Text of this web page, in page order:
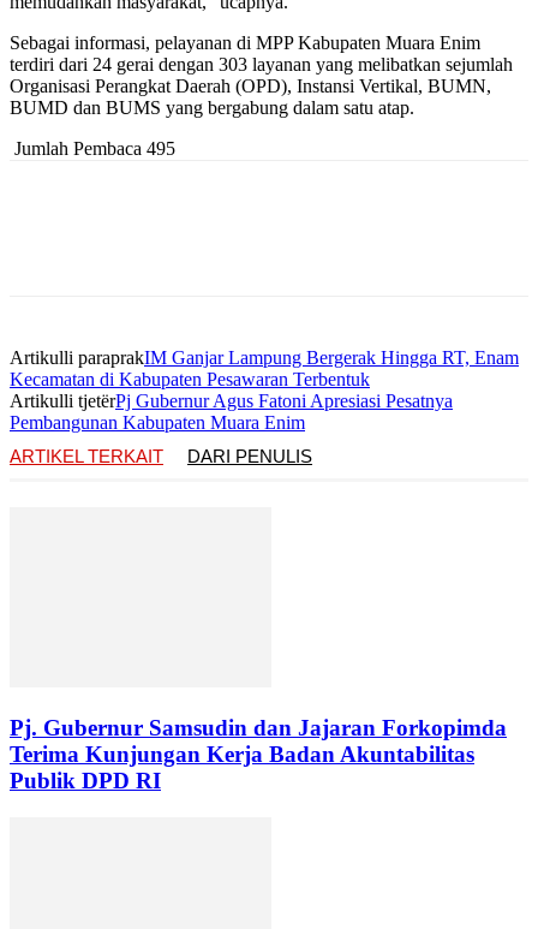
Sebagai informasi, pelayanan di MPP Kabupaten Muara Enim
terdiri dari 24 gerai dengan 303 layanan yang melibatkan sejumlah
Organisasi Perangkat Daerah (OPD), Instansi Vertikal, BUMN,
BUMD dan BUMS yang bergabung dalam satu atap.
Jumlah Pembaca 495
Artikulli paraprakIM Ganjar Lampung Bergerak Hingga RT, Enam
Kecamatan di Kabupaten Pesawaran Terbentuk
Artikulli tjetërPj Gubernur Agus Fatoni Apresiasi Pesatnya
Pembangunan Kabupaten Muara Enim
ARTIKEL TERKAIT
DARI PENULIS
Pj. Gubernur Samsudin dan Jajaran Forkopimda
Terima Kunjungan Kerja Badan Akuntabilitas
Publik DPD RI